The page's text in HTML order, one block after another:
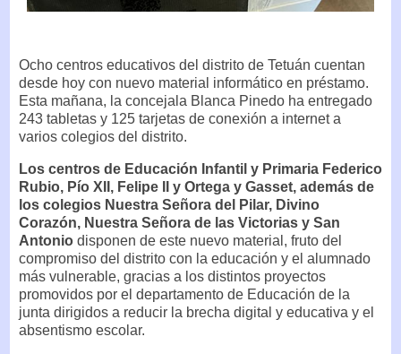
Ocho centros educativos del distrito de Tetuán cuentan
desde hoy con nuevo material informático en préstamo.
Esta mañana, la concejala Blanca Pinedo ha entregado
243 tabletas y 125 tarjetas de conexión a internet a
varios colegios del distrito.
Los centros de Educación Infantil y Primaria Federico
Rubio, Pío XII, Felipe II y Ortega y Gasset, además de
los colegios Nuestra Señora del Pilar, Divino
Corazón, Nuestra Señora de las Victorias y San
Antonio disponen de este nuevo material, fruto del
compromiso del distrito con la educación y el alumnado
más vulnerable, gracias a los distintos proyectos
promovidos por el departamento de Educación de la
junta dirigidos a reducir la brecha digital y educativa y el
absentismo escolar.